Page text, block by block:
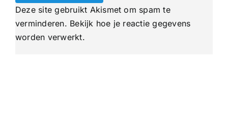
Deze site gebruikt Akismet om spam te
verminderen. Bekijk hoe je reactie gegevens
worden verwerkt.